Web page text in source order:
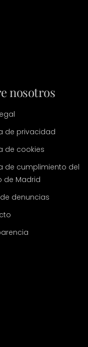
nosotros
de privacidad
de cookies
de cumplimiento del
de Madrid
denuncias